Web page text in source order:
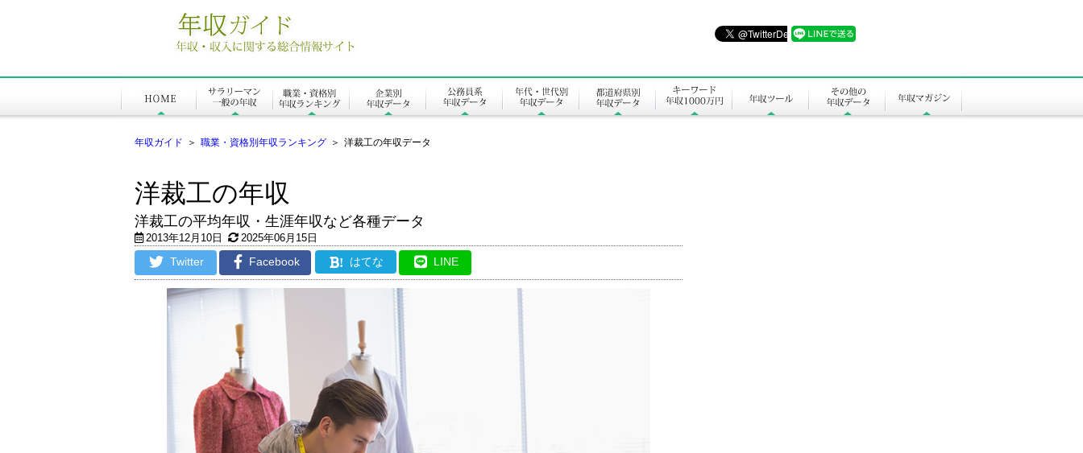
年収ガイド ＞ 職業・資格別年収ランキング ＞ 洋裁工の年収データ
洋裁工の年収
洋裁工の平均年収・生涯年収など各種データ
2013年12月10日 2025年06月15日
Twitter Facebook ! はてな LINE